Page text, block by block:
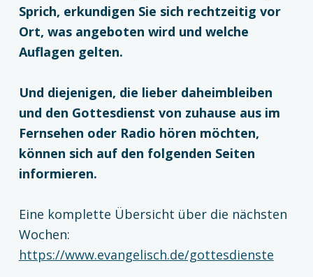
Sprich, erkundigen Sie sich rechtzeitig vor
Ort, was angeboten wird und welche
Auflagen gelten.
Und diejenigen, die lieber daheimbleiben
und den Gottesdienst von zuhause aus im
Fernsehen oder Radio hören möchten,
können sich auf den folgenden Seiten
informieren.
Eine komplette Übersicht über die nächsten
Wochen:
https://www.evangelisch.de/gottesdienste